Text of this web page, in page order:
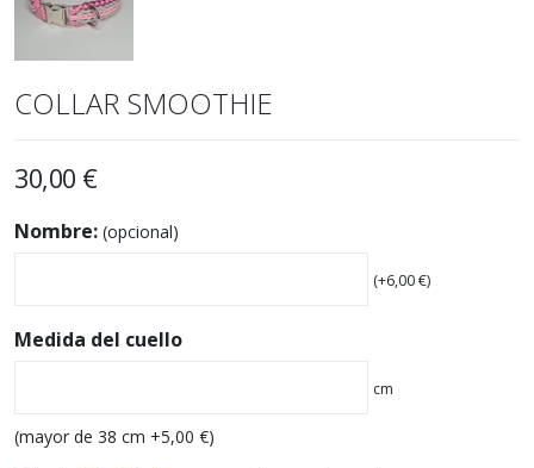
COLLAR SMOOTHIE
30,00 €
Nombre: (opcional)
(+6,00€)
Medida del cuello
cm
(mayor de 38 cm +5,00 €)